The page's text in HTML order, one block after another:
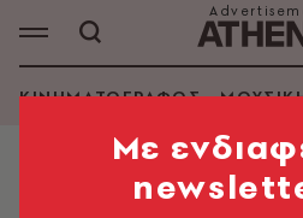
ΚΙΝΗΜΑΤΟΓΡΑΦΟΣ
Mε